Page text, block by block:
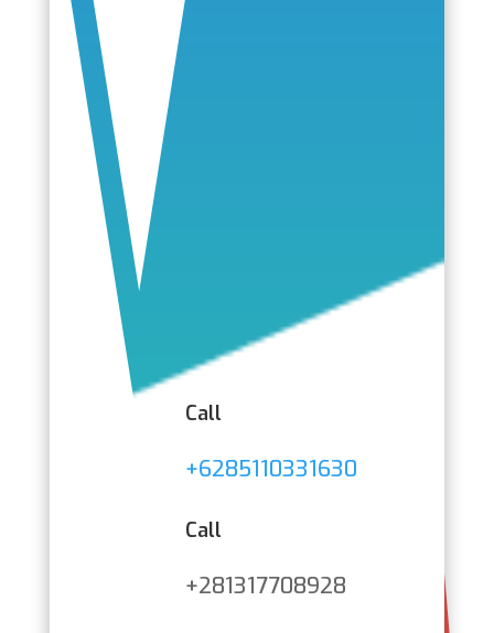
Call
+6285110331630
Call
+281317708928